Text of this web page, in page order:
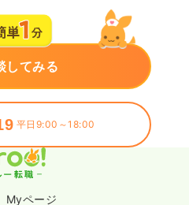
してみる
平日9:00～18:00
Myページ